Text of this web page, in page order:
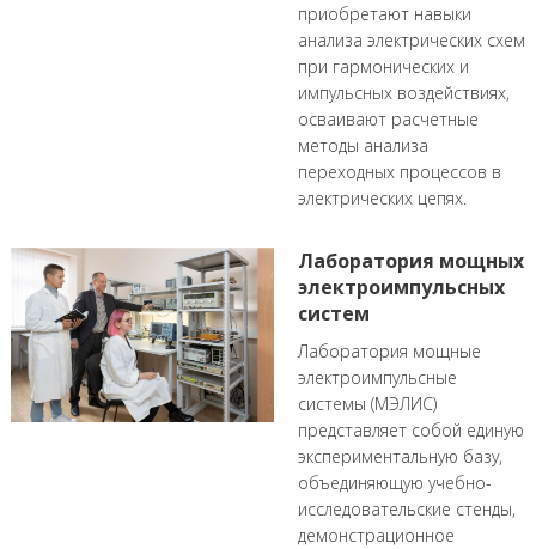
приобретают навыки
анализа электрических схем
при гармонических и
импульсных воздействиях,
осваивают расчетные
методы анализа
переходных процессов в
электрических цепях.
Лаборатория мощных
электроимпульсных
систем
Лаборатория мощные
электроимпульсные
системы (МЭЛИС)
представляет собой единую
экспериментальную базу,
объединяющую учебно-
исследовательские стенды,
демонстрационное